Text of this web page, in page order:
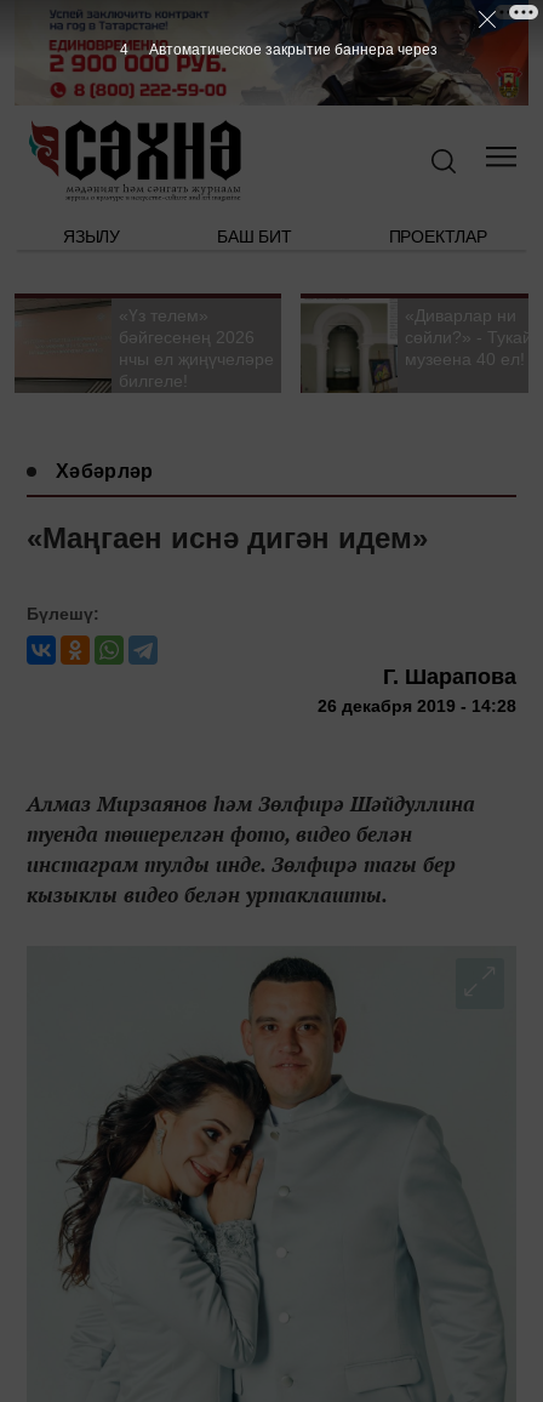
ЯЗЫЛУ БАШ БИТ ПРОЕКТЛАР
«Үз телем»
бәйгесенең 2026
нчы ел җиңүчеләре
билгеле!
«Диварлар ни
сөйли?» - Тукай
музеена 40 ел!
Хәбәрләр
«Маңгаен иснә дигән идем»
Бүлешү:
Г. Шарапова
26 декабря 2019 - 14:28
Алмаз Мирзаянов һәм Зөлфирә Шәйдуллина
туенда төшерелгән фото, видео белән
инстаграм тулды инде. Зөлфирә тагы бер
кызыклы видео белән уртаклашты.
2 Автоматическое закрытие баннера через